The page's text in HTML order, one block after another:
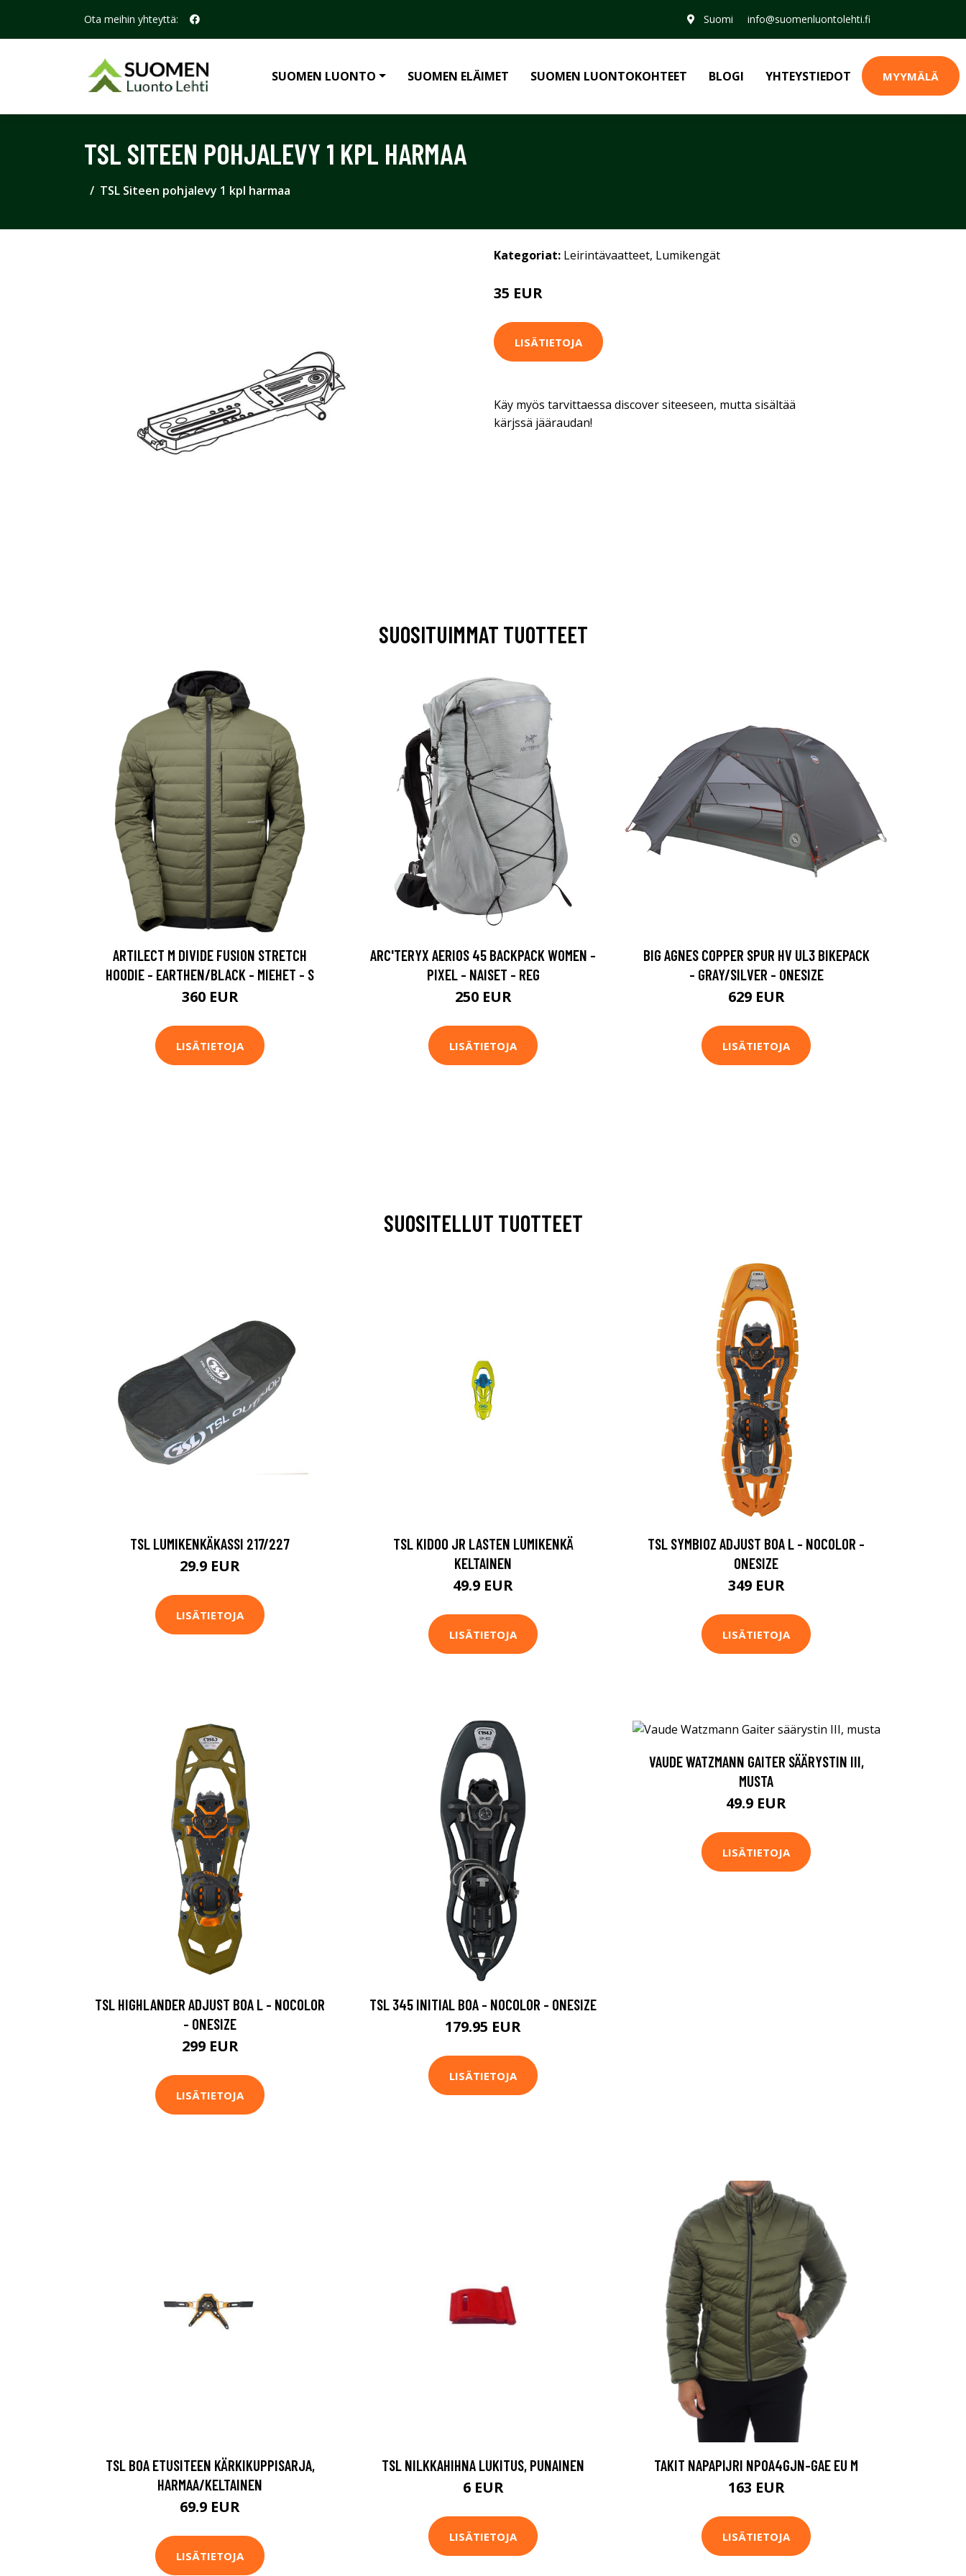
Ota meihin yhteyttä: Suomi info@suomenluontolehti.fi
SUOMEN LUONTO SUOMEN ELÄIMET SUOMEN LUONTOKOHTEET BLOGI YHTEYSTIEDOT MYYMÄLÄ
TSL SITEEN POHJALEVY 1 KPL HARMAA
TSL Siteen pohjalevy 1 kpl harmaa
Kategoriat: Leirintävaatteet, Lumikengät
35 EUR
LISÄTIETOJA
Käy myös tarvittaessa discover siteeseen, mutta sisältää
kärjssä jääraudan!
SUOSITUIMMAT TUOTTEET
ARTILECT M DIVIDE FUSION STRETCH
HOODIE - EARTHEN/BLACK - MIEHET - S
360 EUR
LISÄTIETOJA
ARC'TERYX AERIOS 45 BACKPACK WOMEN -
PIXEL - NAISET - REG
250 EUR
LISÄTIETOJA
BIG AGNES COPPER SPUR HV UL3 BIKEPACK
- GRAY/SILVER - ONESIZE
629 EUR
LISÄTIETOJA
SUOSITELLUT TUOTTEET
TSL LUMIKENKÄKASSI 217/227
29.9 EUR
LISÄTIETOJA
TSL KIDOO JR LASTEN LUMIKENKÄ
KELTAINEN
49.9 EUR
LISÄTIETOJA
TSL SYMBIOZ ADJUST BOA L - NOCOLOR -
ONESIZE
349 EUR
LISÄTIETOJA
TSL HIGHLANDER ADJUST BOA L - NOCOLOR
- ONESIZE
299 EUR
LISÄTIETOJA
TSL 345 INITIAL BOA - NOCOLOR - ONESIZE
179.95 EUR
LISÄTIETOJA
VAUDE WATZMANN GAITER SÄÄRYSTIN III,
MUSTA
49.9 EUR
LISÄTIETOJA
TSL BOA ETUSITEEN KÄRKIKUPPISARJA,
HARMAA/KELTAINEN
69.9 EUR
LISÄTIETOJA
TSL NILKKAHIHNA LUKITUS, PUNAINEN
6 EUR
LISÄTIETOJA
TAKIT NAPAPIJRI NP0A4GJN-GAE EU M
163 EUR
LISÄTIETOJA